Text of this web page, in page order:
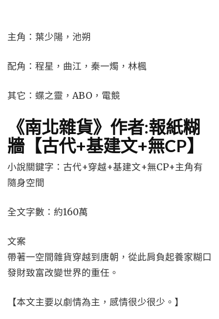
主角：葉少陽，池朔
配角：程星，曲江，秦一燭，林楓
其它：蝶之靈，ABO，電競
《南北雜貨》作者:報紙糊
牆【古代+基建文+無CP】
小說關鍵字：古代+穿越+基建文+無CP+主角有
隨身空間
全文字數：約160萬
文案
帶著一空間雜貨穿越到唐朝，從此肩負起養家糊口
發財致富改變世界的重任。
【本文主要以劇情為主，感情很少很少。】